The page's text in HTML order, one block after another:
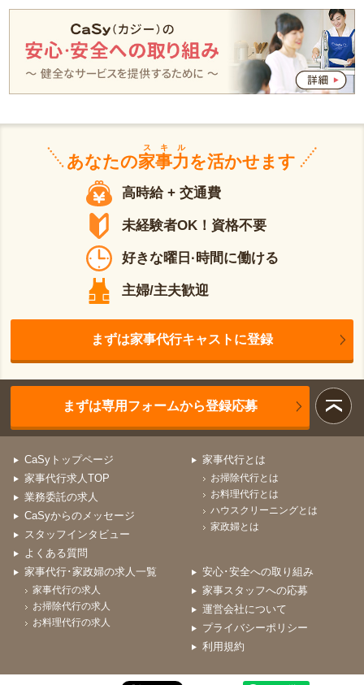
あなたの家事力
スキル
を活かせます
高時給 + 交通費
未経験者OK！資格不要
好きな曜日·時間に働ける
主婦/主夫歓迎
まずは家事代行キャストに登録
まずは専用フォームから登録応募
CaSyトップページ
家事代行求人TOP
業務委託の求人
CaSyからのメッセージ
スタッフインタビュー
よくある質問
家事代行とは
お掃除代行とは
お料理代行とは
ハウスクリーニングとは
家政婦とは
家事代行･家政婦の求人一覧
家事代行の求人
お掃除代行の求人
お料理代行の求人
安心･安全への取り組み
家事スタッフへの応募
運営会社について
プライバシーポリシー
利用規約